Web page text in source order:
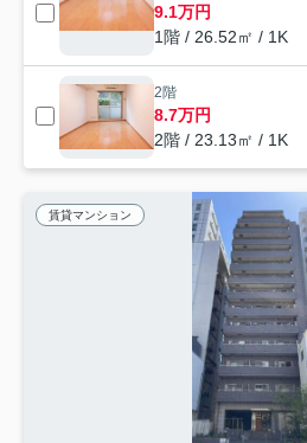
9.1万円
1階 / 26.52㎡ / 1K
2階
8.7万円
2階 / 23.13㎡ / 1K
賃貸マンション